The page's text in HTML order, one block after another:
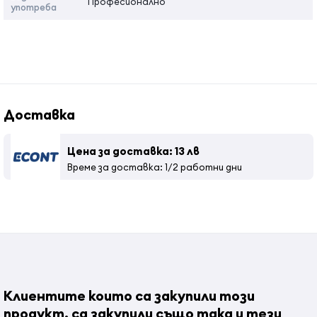
употреба
Доставка
Цена за доставка: 13 лв
Време за доставка: 1/2 работни дни
Клиентите които са закупили този
продукт, са закупили също така и тези